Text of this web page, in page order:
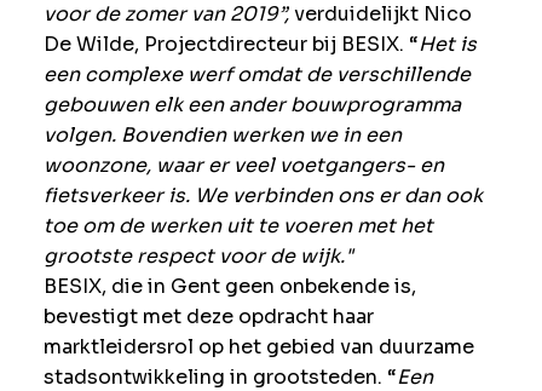
voor de zomer van 2019”,verduidelijkt Nico
De Wilde, Projectdirecteur bij BESIX. “Het is
een complexe werf omdat de verschillende
gebouwen elk een ander bouwprogramma
volgen. Bovendien werken we in een
woonzone, waar er veel voetgangers- en
fietsverkeer is. We verbinden ons er dan ook
toe om de werken uit te voeren met het
grootste respect voor de wijk."
BESIX, die in Gent geen onbekende is,
bevestigt met deze opdracht haar
marktleidersrol op het gebied van duurzame
stadsontwikkeling in grootsteden. “Een